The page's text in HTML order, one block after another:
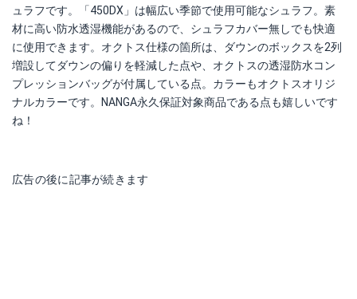
ュラフです。「450DX」は幅広い季節で使用可能なシュラフ。素
材に高い防水透湿機能があるので、シュラフカバー無しでも快適
に使用できます。オクトス仕様の箇所は、ダウンのボックスを2列
増設してダウンの偏りを軽減した点や、オクトスの透湿防水コン
プレッションバッグが付属している点。カラーもオクトスオリジ
ナルカラーです。NANGA永久保証対象商品である点も嬉しいです
ね！
広告の後に記事が続きます